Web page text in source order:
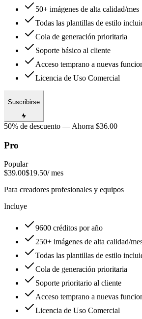
50+ imágenes de alta calidad/mes
Todas las plantillas de estilo
Cola de generación prioritaria
Soporte básico al cliente
Acceso temprano a nuevas
Licencia de Uso Comercial
Suscribirse
50% de descuento — Ahorra $36.00
Pro
Popular
$39.00$19.50/ mes
Para creadores profesionales y equipos
Incluye
9600 créditos por año
250+ imágenes de alta calidad/
Todas las plantillas de estilo
Cola de generación prioritaria
Soporte prioritario al cliente
Acceso temprano a nuevas
Licencia de Uso Comercial